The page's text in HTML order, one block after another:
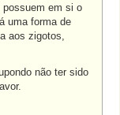
possuem em si o
uma forma de
aos zigotos,
não ter sido